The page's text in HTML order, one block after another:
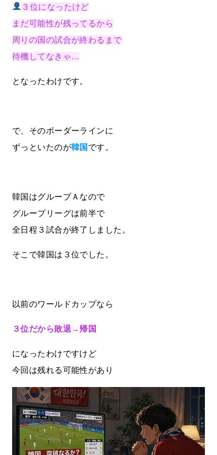
３位になったけど
まだ可能性が残ってるから
周りの国の試合が終わるまで
待機してなきゃ…
となったわけです。
で、そのボーダーラインに
ずっといたのが韓国 です。
韓国はグループＡなので
グループリーグは前半で
全日程３試合が終了しました。
そこで韓国は３位でした。
以前のワールドカップなら
３位だから敗退→帰国
になったわけですけど
今回は残れる可能性があり